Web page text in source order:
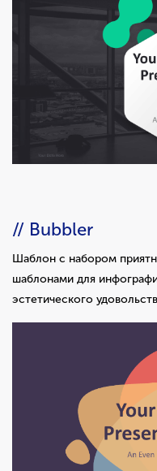
// Bubbler
Шаблон с набором
шаблонами для
эстетического